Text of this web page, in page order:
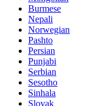
Burmese
Nepali
Norwegian
Pashto
Persian
Punjabi
Serbian
Sesotho
Sinhala
Slovak